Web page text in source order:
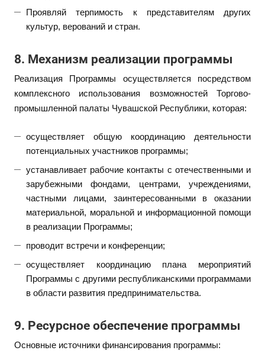
Проявляй терпимость к представителям других
культур, верований и стран.
8. Механизм реализации программы
Реализация Программы осуществляется посредством
комплексного использования возможностей Торгово-
промышленной палаты Чувашской Республики, которая:
осуществляет общую координацию деятельности
потенциальных участников программы;
устанавливает рабочие контакты с отечественными и
зарубежными фондами, центрами, учреждениями,
частными лицами, заинтересованными в оказании
материальной, моральной и информационной помощи
в реализации Программы;
проводит встречи и конференции;
осуществляет координацию плана мероприятий
Программы с другими республиканскими программами
в области развития предпринимательства.
9. Ресурсное обеспечение программы
Основные источники финансирования программы: